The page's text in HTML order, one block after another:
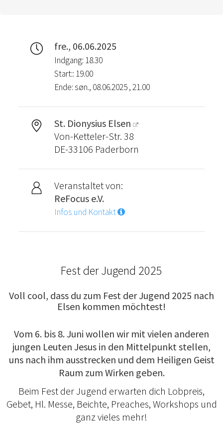
fre., 06.06.2025
Indgang: 18.30
Start:: 19.00
Ende: søn., 08.06.2025 , 21.00
St. Dionysius Elsen
Von-Ketteler-Str. 38
DE-33106 Paderborn
Veranstaltet von:
ReFocus e.V.
Infos und Kontakt
Fest der Jugend 2025
Voll cool, dass du zum Fest der Jugend 2025 nach
Elsen kommen möchtest!
Vom 6. bis 8. Juni wollen wir mit vielen anderen
jungen Leuten Jesus in den Mittelpunkt stellen,
uns nach ihm ausstrecken und dem Heiligen Geist
Raum zum Wirken geben.
Beim Fest der Jugend erwarten dich Lobpreis,
Gebet, Hl. Messe, Beichte, Preaches, Workshops und
ganz vieles mehr!